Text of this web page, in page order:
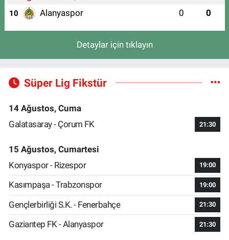
10 Alanyaspor 0 0
Detaylar için tıklayın
Süper Lig Fikstür
14 Ağustos, Cuma
Galatasaray - Çorum FK
21:30
15 Ağustos, Cumartesi
Konyaspor - Rizespor
19:00
Kasımpaşa - Trabzonspor 19:00
Gençlerbirliği S.K. - Fenerbahçe 21:30
Gaziantep FK - Alanyaspor 21:30